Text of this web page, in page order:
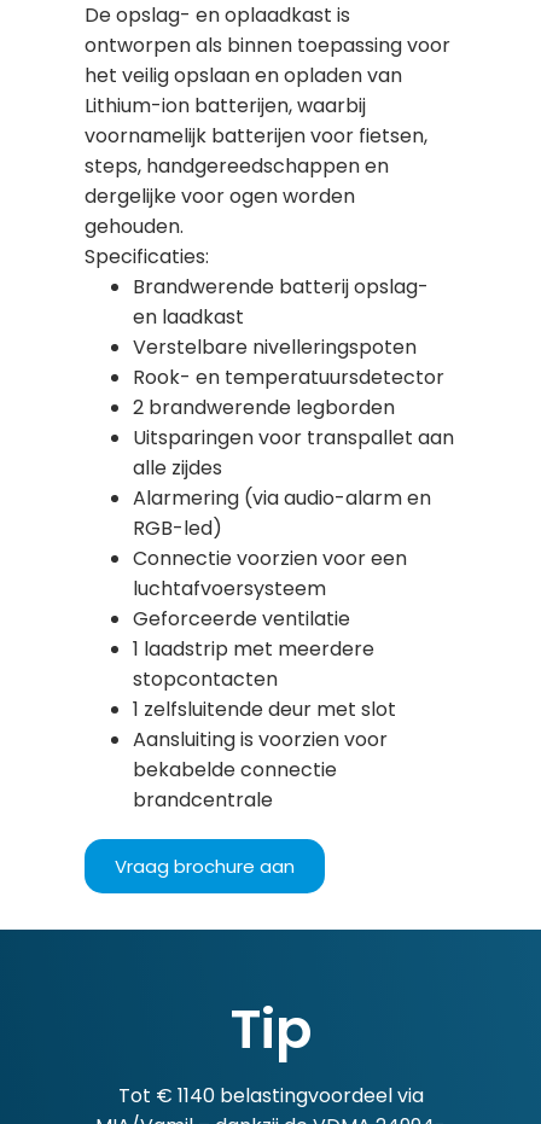
De opslag- en oplaadkast is
ontworpen als binnen toepassing voor
het veilig opslaan en opladen van
Lithium-ion batterijen, waarbij
voornamelijk batterijen voor fietsen,
steps, handgereedschappen en
dergelijke voor ogen worden
gehouden.
Specificaties:
Brandwerende batterij opslag-
en laadkast
Verstelbare nivelleringspoten
Rook- en temperatuursdetector
2 brandwerende legborden
Uitsparingen voor transpallet aan
alle zijdes
Alarmering (via audio-alarm en
RGB-led)
Connectie voorzien voor een
luchtafvoersysteem
Geforceerde ventilatie
1 laadstrip met meerdere
stopcontacten
1 zelfsluitende deur met slot
Aansluiting is voorzien voor
bekabelde connectie
brandcentrale
Vraag brochure aan
Tip
Tot € 1140 belastingvoordeel via